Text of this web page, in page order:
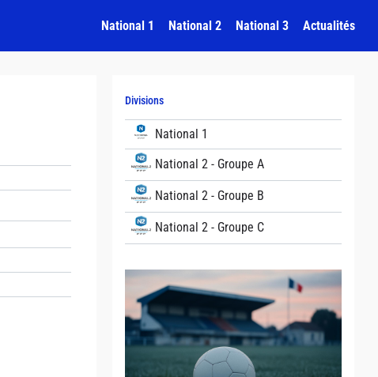
National 1 National 2 National 3 Actualités
Divisions
National 1
National 2 - Groupe A
National 2 - Groupe B
National 2 - Groupe C